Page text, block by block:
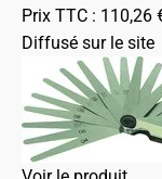
Prix TTC : 110,26
Diffusé sur le site